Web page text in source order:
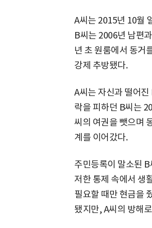
A씨는 2015년 10월
B씨는 2006년 남편
년 초 원룸에서 동거
강제 추방됐다.
A씨는 자신과 떨어
락을 피하던 B씨는
씨의 여권을 뺏으며
계를 이어갔다.
주민등록이 말소된
저한 통제 속에서 생
필요할 때만 현금을
됐지만, A씨의 방해